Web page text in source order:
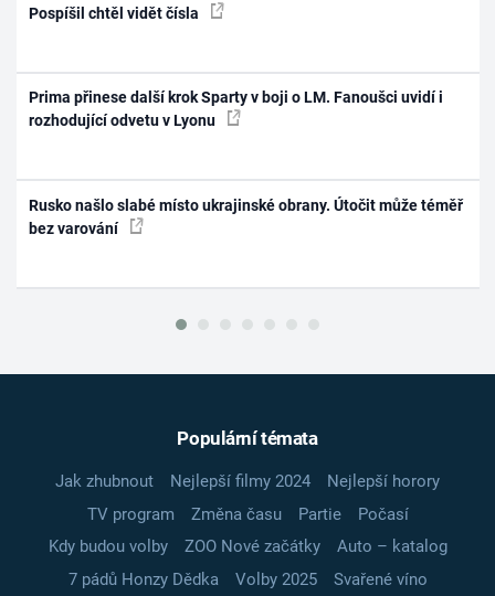
Pospíšil chtěl vidět čísla
Prima přinese další krok Sparty v boji o LM. Fanoušci uvidí i
rozhodující odvetu v Lyonu
Rusko našlo slabé místo ukrajinské obrany. Útočit může téměř
bez varování
Populární témata
Jak zhubnout Nejlepší filmy 2024
Nejlepší horory
TV program
Změna času Partie
Počasí
Kdy budou volby
ZOO Nové začátky
Auto – katalog
7 pádů Honzy Dědka
Volby 2025
Svařené víno